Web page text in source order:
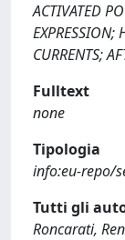
ACTIVATED
EXPRESSION;
CURRENTS;
Fulltext
none
Tipologia
info:eu-repo/
Tutti gli
Roncarati,